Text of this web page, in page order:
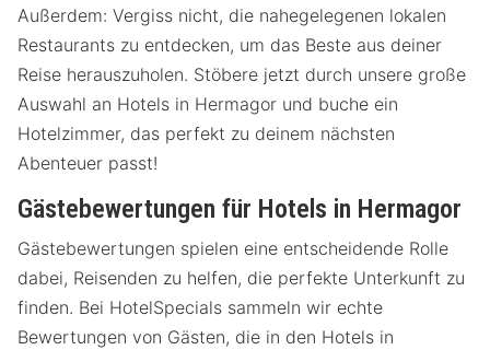
Außerdem: Vergiss nicht, die nahegelegenen lokalen
Restaurants zu entdecken, um das Beste aus deiner
Reise herauszuholen. Stöbere jetzt durch unsere große
Auswahl an Hotels in Hermagor und buche ein
Hotelzimmer, das perfekt zu deinem nächsten
Abenteuer passt!
Gästebewertungen für Hotels in Hermagor
Gästebewertungen spielen eine entscheidende Rolle
dabei, Reisenden zu helfen, die perfekte Unterkunft zu
finden. Bei HotelSpecials sammeln wir echte
Bewertungen von Gästen, die in den Hotels in